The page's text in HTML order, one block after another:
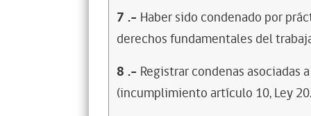
7 .- Haber sido condenado por
derechos fundamentales del
8 .- Registrar condenas asociadas
(incumplimiento artículo 10, Ley